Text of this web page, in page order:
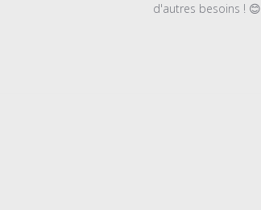
d'autres besoins ! 😊